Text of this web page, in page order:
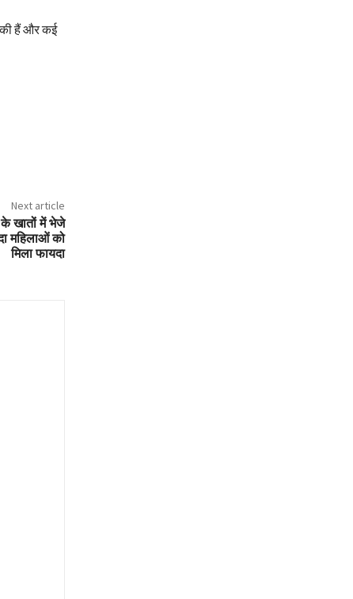
की हैं और कई
Next article
के खातों में भेजे
महिलाओं को
मिला फायदा